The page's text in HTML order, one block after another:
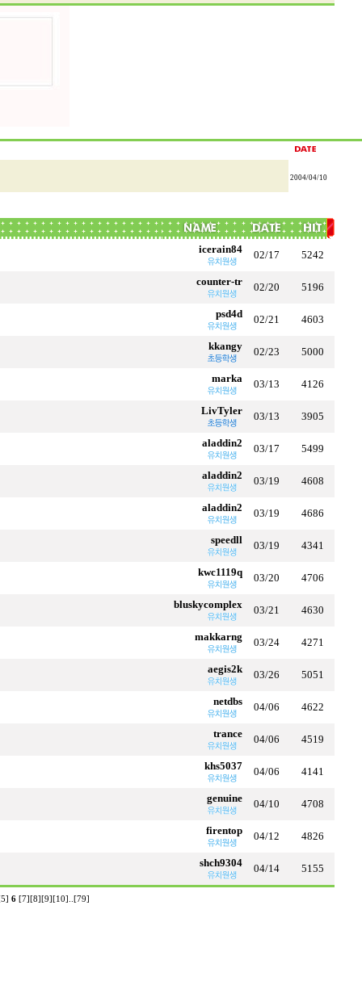
2004/04/10
icerain84 02/17 5242
counter-tr 02/20 5196
psd4d 02/21 4603
kkangy 02/23 5000
marka 03/13 4126
LivTyler 03/13 3905
aladdin2 03/17 5499
aladdin2 03/19 4608
aladdin2 03/19 4686
speedll 03/19 4341
kwc1119q 03/20 4706
bluskycomplex 03/21 4630
makkarng 03/24 4271
aegis2k 03/26 5051
netdbs 04/06 4622
trance 04/06 4519
khs5037 04/06 4141
genuine 04/10 4708
firentop 04/12 4826
shch9304 04/14 5155
6 [7] [8] [9] [10] [79]